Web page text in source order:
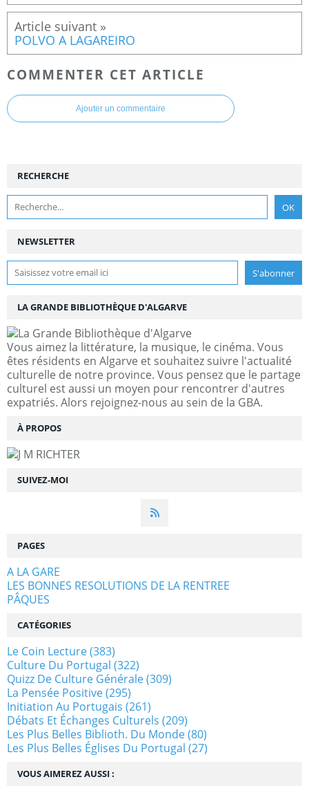
POLVO A LAGAREIRO
COMMENTER CET ARTICLE
Ajouter un commentaire
NEWSLETTER
SUIVEZ-MOI
RECHERCHE
LA GRANDE BIBLIOTHÈQUE D'ALGARVE
Vous aimez la littérature, la musique, le cinéma. Vous
êtes résidents en Algarve et souhaitez suivre l'actualité
culturelle de notre province. Vous pensez que le partage
culturel est aussi un moyen pour rencontrer d'autres
expatriés. Alors rejoignez-nous au sein de la GBA.
À PROPOS
VOUS AIMEREZ AUSSI :
PAGES
A LA GARE
LES BONNES RESOLUTIONS DE LA RENTREE
PÂQUES
CATÉGORIES
Le Coin Lecture(383)
Culture Du Portugal (322)
Quizz De Culture Générale(309)
La Pensée Positive(295)
Initiation Au Portugais (261)
Débats Et Échanges Culturels (209)
Les Plus Belles Biblioth. Du Monde(80)
Les Plus Belles Églises Du Portugal (27)